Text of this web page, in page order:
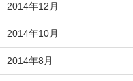
2014年12月
2014年10月
2014年8月